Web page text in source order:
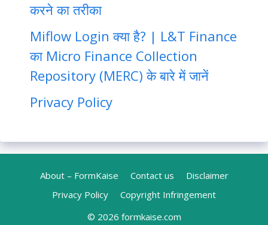
करने का तरीका
Miflow Login क्या है? | L&T Finance
का Micro Finance Collection
Repository (MERC) के बारे में जानें
Privacy Policy
About – FormKaise Contact us
Disclaimer
Privacy Policy
Copyright Infringement
© 2026 formkaise.com